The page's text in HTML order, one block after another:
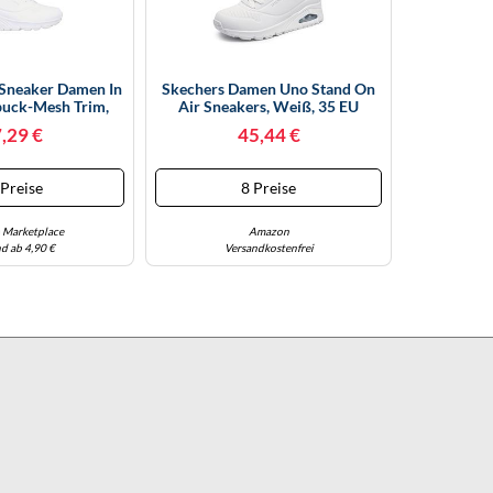
Damen In
Mesh Trim,
€
Marketplace
ab 4,90 €
Skechers Damen Uno Stand On
Air Sneakers, Weiß, 35 EU
45,44 €
8 Preise
Amazon
Versandkostenfrei